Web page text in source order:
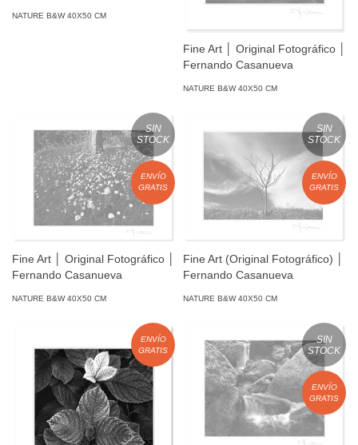
NATURE B&W 40X50 CM
Fine Art │ Original Fotográfico │
Fernando Casanueva
NATURE B&W 40X50 CM
SIN
STOCK
ENVÍO
GRATIS
Fine Art │ Original Fotográfico │
Fernando Casanueva
NATURE B&W 40X50 CM
SIN
STOCK
ENVÍO
GRATIS
Fine Art (Original Fotográfico) │
Fernando Casanueva
NATURE B&W 40X50 CM
ENVÍO
GRATIS
SIN
STOCK
ENVÍO
GRATIS